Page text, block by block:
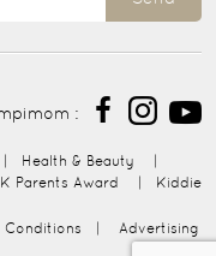
:
| Health & Beauty
|
Parents Award | Kiddie
Conditions | Advertising